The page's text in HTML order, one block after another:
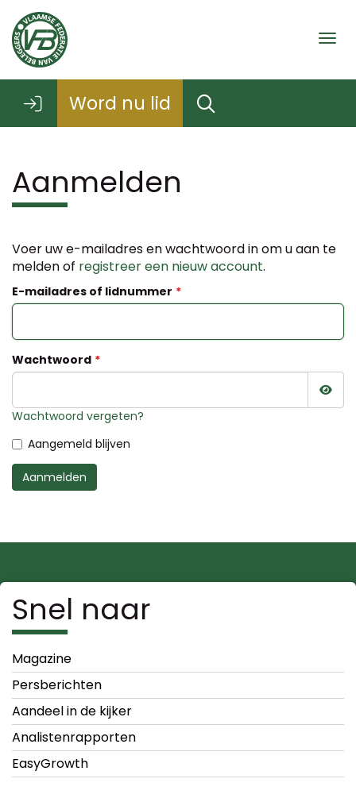
Word nu lid
Aanmelden
Voer uw e-mailadres en wachtwoord in om u aan te
melden of registreer een nieuw account.
E-mailadres of lidnummer
Wachtwoord
Wachtwoord vergeten?
Aangemeld blijven
Aanmelden
Snel naar
Magazine
Persberichten
Aandeel in de kijker
Analistenrapporten
EasyGrowth